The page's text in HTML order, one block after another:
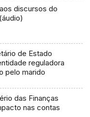
discursos do
de Estado
reguladora
pelo marido
das Finanças
nas contas